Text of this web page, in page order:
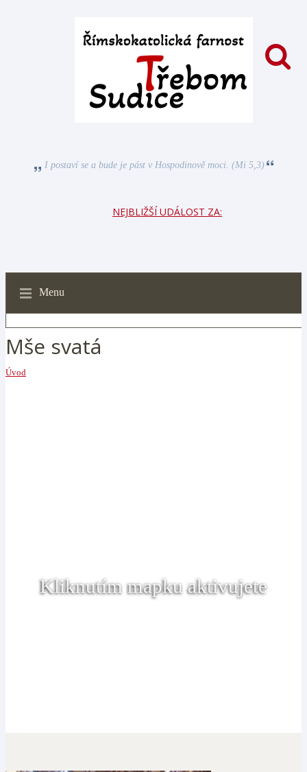
I postaví se a bude je pást v Hospodinově moci. (Mi 5,3)
NEJBLIŽŠÍ UDÁLOST ZA:
Menu
Mše svatá
Úvod
Kliknutím mapku aktivujete